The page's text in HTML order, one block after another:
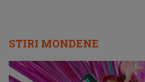
STIRI MONDENE